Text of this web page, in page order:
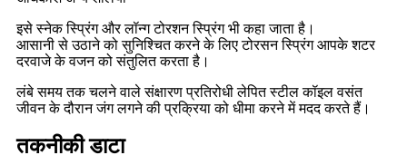
इसे स्नेक स्प्रिंग और लॉन्ग टोरशन स्प्रिंग भी कहा जाता है।
आसानी से उठाने को सुनिश्चित करने के लिए टोरसन स्प्रिंग आपके शटर
दरवाजे के वजन को संतुलित करता है।
लंबे समय तक चलने वाले संक्षारण प्रतिरोधी लेपित स्टील कॉइल वसंत
जीवन के दौरान जंग लगने की प्रक्रिया को धीमा करने में मदद करते हैं।
तकनीकी डाटा